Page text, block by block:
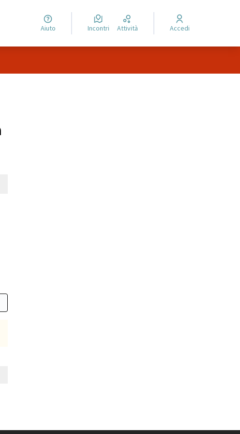
Aiuto Incontri Attività Accedi
delle risorse